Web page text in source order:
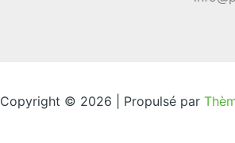
Copyright © 2026 | Propulsé par